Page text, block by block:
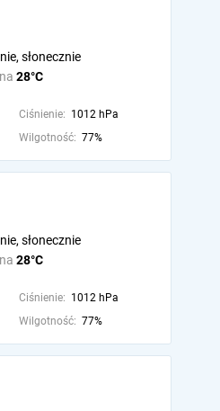
28°C
słonecznie
Ciśnienie: 1012 hPa
Wilgotność: 77%
28°C
słonecznie
Ciśnienie: 1012 hPa
Wilgotność: 77%